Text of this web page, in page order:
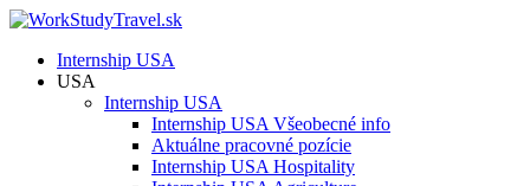
Internship USA
USA
Internship USA
Internship USA Všeobecné info
Aktuálne pracovné pozície
Internship USA Hospitality